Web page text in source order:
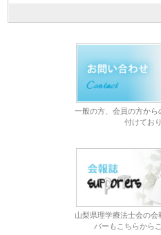
一般の方、会員の方から
付けてお
山梨県理学療法士会の
バーもこちらから